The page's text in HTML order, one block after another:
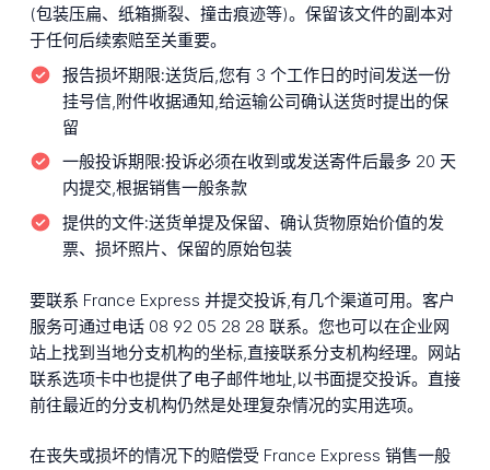
(包装压扁、纸箱撕裂、撞击痕迹等)。保留该文件的副本对
于任何后续索赔至关重要。
报告损坏期限:送货后,您有 3 个工作日的时间发送一份
挂号信,附件收据通知,给运输公司确认送货时提出的保
留
一般投诉期限:投诉必须在收到或发送寄件后最多 20 天
内提交,根据销售一般条款
提供的文件:送货单提及保留、确认货物原始价值的发
票、损坏照片、保留的原始包装
要联系 France Express 并提交投诉,有几个渠道可用。客户
服务可通过电话 08 92 05 28 28 联系。您也可以在企业网
站上找到当地分支机构的坐标,直接联系分支机构经理。网站
联系选项卡中也提供了电子邮件地址,以书面提交投诉。直接
前往最近的分支机构仍然是处理复杂情况的实用选项。
在丧失或损坏的情况下的赔偿受 France Express 销售一般